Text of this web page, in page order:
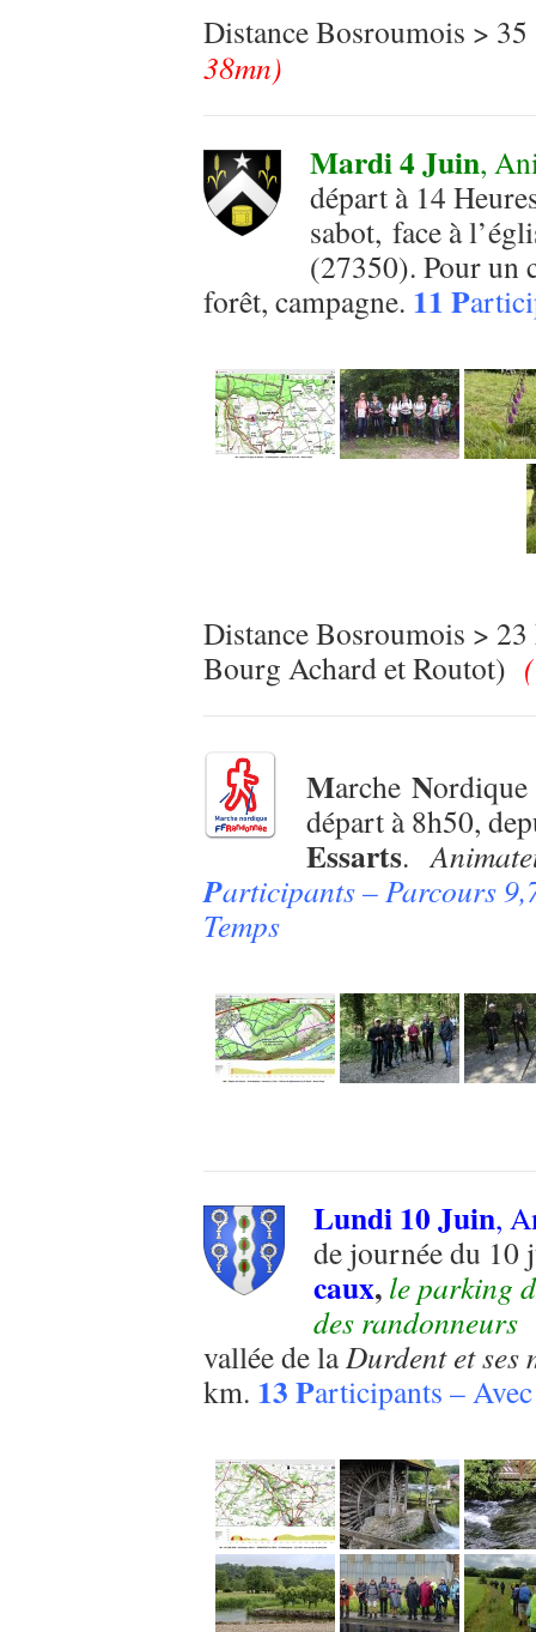
Distance Bosroumois >
38mn)
Mardi 4 Juin,
départ à 14
sabot, face à
(27350). Pour un
forêt, campagne. 11 P
Distance Bosroumois >
Bourg Achard et Routot)
Marche N
départ à 8h50,
Essarts.
Participants – Parcours
Temps
Lundi 10 Juin,
de journée du 10
caux, le parking
des randonneurs
vallée de laDurdent et ses
km. 13 Participants –